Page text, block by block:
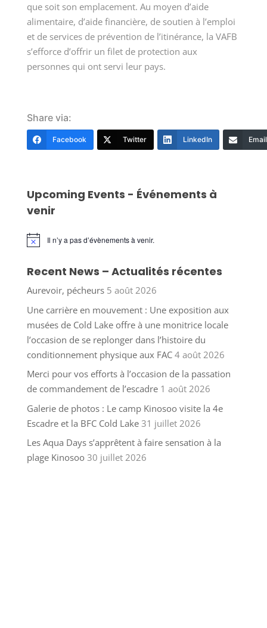
que soit son emplacement. Au moyen d’aide
alimentaire, d’aide financière, de soutien à l’emploi
et de services de prévention de l’itinérance, la VAFB
s’efforce d’offrir un filet de protection aux
personnes qui ont servi leur pays.
Share via:
Facebook Twitter LinkedIn Email
Upcoming Events - Événements à
venir
Notice Il n’y a pas d’évènements à venir.
Recent News – Actualités récentes
Aurevoir, pécheurs 5 août 2026
Une carrière en mouvement : Une exposition aux
musées de Cold Lake offre à une monitrice locale
l’occasion de se replonger dans l’histoire du
conditionnement physique aux FAC 4 août 2026
Merci pour vos efforts à l’occasion de la passation
de commandement de l’escadre 1 août 2026
Galerie de photos : Le camp Kinosoo visite la 4e
Escadre et la BFC Cold Lake 31 juillet 2026
Les Aqua Days s’apprêtent à faire sensation à la
plage Kinosoo 30 juillet 2026